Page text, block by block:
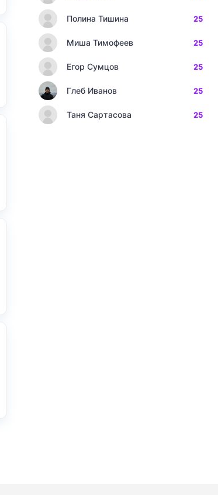
Полина Тишина 25
Миша Тимофеев 25
Егор Сумцов 25
Глеб Иванов 25
Таня Сартасова 25